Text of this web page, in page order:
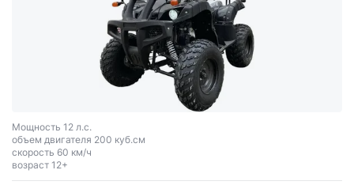
Мощность 12 л.с.
объем двигателя 200 куб.см
скорость 60 км/ч
возраст 12+